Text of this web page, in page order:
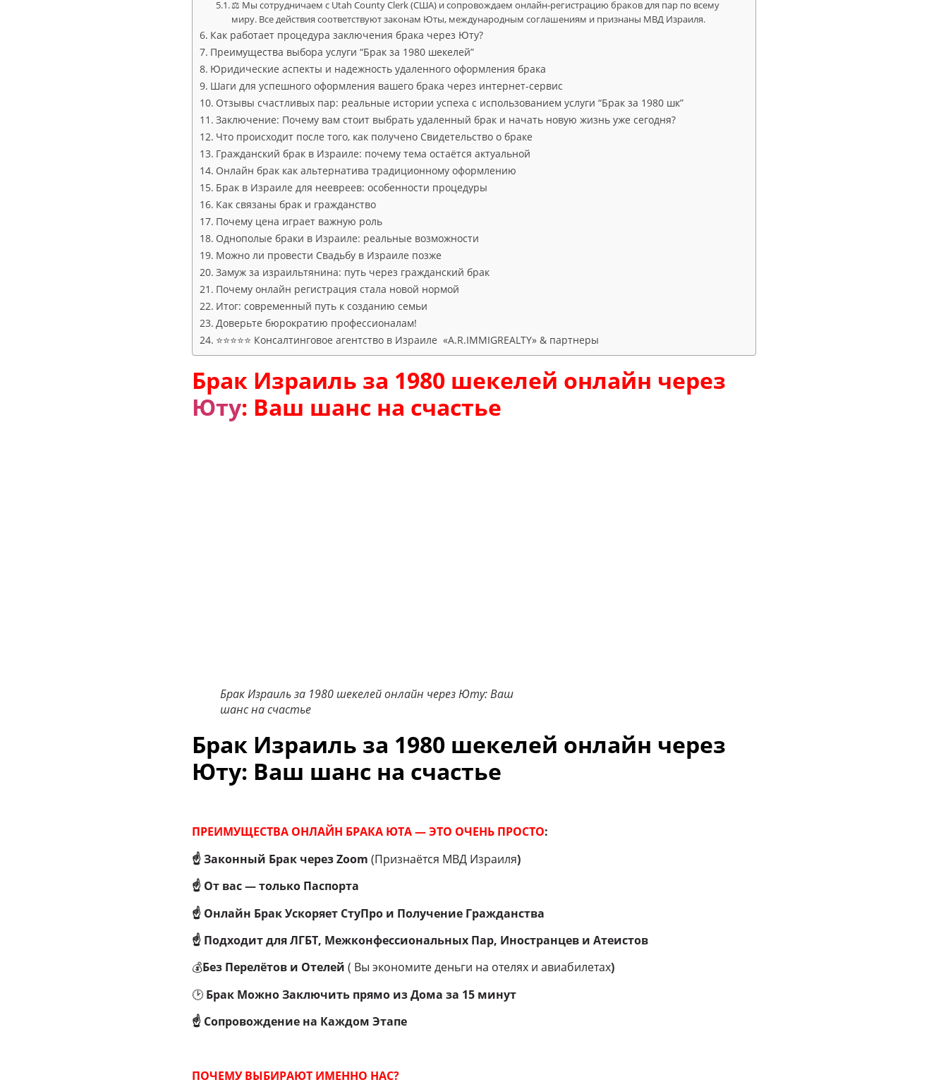
⚖ Мы сотрудничаем с Utah County Clerk (США) и сопровождаем онлайн-регистрацию браков для пар по всему
миру. Все действия соответствуют законам Юты, международным соглашениям и признаны МВД Израиля.
Как работает процедура заключения брака через Юту?
Преимущества выбора услуги “Брак за 1980 шекелей”
Юридические аспекты и надежность удаленного оформления брака
Шаги для успешного оформления вашего брака через интернет-сервис
Отзывы счастливых пар: реальные истории успеха с использованием услуги “Брак за 1980 шк”
Заключение: Почему вам стоит выбрать удаленный брак и начать новую жизнь уже сегодня?
Что происходит после того, как получено Свидетельство о браке
Гражданский брак в Израиле: почему тема остаётся актуальной
Онлайн брак как альтернатива традиционному оформлению
Брак в Израиле для неевреев: особенности процедуры
Как связаны брак и гражданство
Почему цена играет важную роль
Однополые браки в Израиле: реальные возможности
Можно ли провести Свадьбу в Израиле позже
Замуж за израильтянина: путь через гражданский брак
Почему онлайн регистрация стала новой нормой
Итог: современный путь к созданию семьи
Доверьте бюрократию профессионалам!
⭐⭐⭐⭐⭐ Консалтинговое агентство в Израиле «A.R.IMMIGREALTY» & партнеры
Брак Израиль за 1980 шекелей онлайн через
Юту: Ваш шанс на счастье
Брак Израиль за 1980 шекелей онлайн через Юту: Ваш
шанс на счастье
Брак Израиль за 1980 шекелей онлайн через
Юту: Ваш шанс на счастье
ПРЕИМУЩЕСТВА ОНЛАЙН БРАКА ЮТА — ЭТО ОЧЕНЬ ПРОСТО:
☝Законный Брак через Zoom (Признаётся МВД Израиля)
☝ От вас — только Паспорта
☝ Онлайн Брак Ускоряет СтуПро и Получение Гражданства
☝ Подходит для ЛГБТ, Межконфессиональных Пар, Иностранцев и Атеистов
💰Без Перелётов и Отелей ( Вы экономите деньги на отелях и авиабилетах)
🕑 Брак Можно Заключить прямо из Дома за 15 минут
☝ Сопровождение на Каждом Этапе
ПОЧЕМУ ВЫБИРАЮТ ИМЕННО НАС?